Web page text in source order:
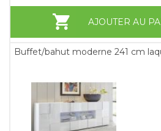
AJOUTER AU
Buffet/bahut moderne 241 cm